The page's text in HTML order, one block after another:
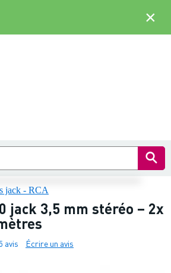
jack - RCA
jack 3,5 mm stéréo – 2x
avis Écrire un avis
×